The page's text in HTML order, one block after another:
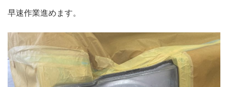
早速作業進めます。